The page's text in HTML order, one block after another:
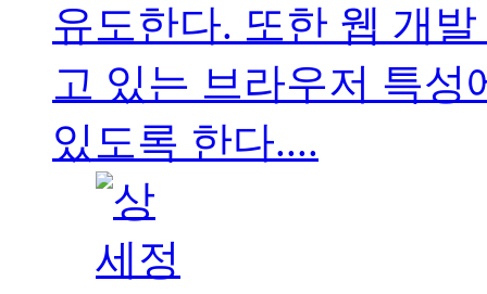
유도한다. 또한 웹 개
고 있는 브라우저 특성
있도록 한다....